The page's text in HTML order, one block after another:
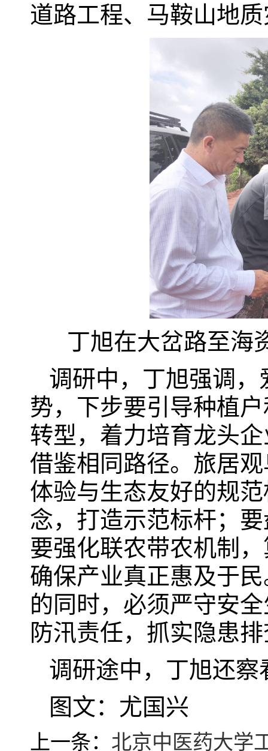
道路工程、马鞍山地
丁旭在大岔路至海
调研中，丁旭强调
势，下步要引导种植
转型，着力培育龙头
借鉴相同路径。旅居
体验与生态友好的规
念，打造示范标杆；
要强化联农带农机制
确保产业真正惠及于
的同时，必须严守安
防汛责任，抓实隐患
调研途中，丁旭还
图文：尤国兴
上一条： 北京中医药大学